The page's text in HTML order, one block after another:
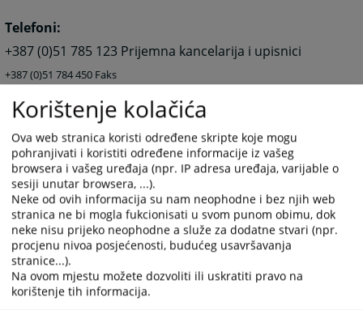
Telefoni:
+387 (0)51 785 123 Prijemna kancelarija i upisnici
+387 (0)51 784 450 Faks
E-mail:ossud-kotorvaros@pravosudje.ba
Upozorenje:Ova prezentacija je isključivo
informativnog karaktera. Komunikacija sa Osnovnim
sudom u Kotor Varošu ostvarena e-mailomNEMA
OBAVEZUJUĆI KARAKTER I NE SMATRA SE
KOMUNIKACIJOM SA SUDOMu smislu bilo kojeg
procesnog propisa (pokretanje postupka, dostavljanje
podneska, davanje izjava, izjavljivanje pravnih lijekova i
drugo).
Korištenje kolačića
Ova web stranica koristi određene skripte koje mogu
pohranjivati i koristiti određene informacije iz vašeg
browsera i vašeg uređaja (npr. IP adresa uređaja, varijable o
sesiji unutar browsera, ...).
Neke od ovih informacija su nam neophodne i bez njih web
stranica ne bi mogla fukcionisati u svom punom obimu, dok
neke nisu prijeko neophodne a služe za dodatne stvari (npr.
procjenu nivoa posjećenosti, budućeg usavršavanja
stranice...).
Na ovom mjestu možete dozvoliti ili uskratiti pravo na
korištenje tih informacija.